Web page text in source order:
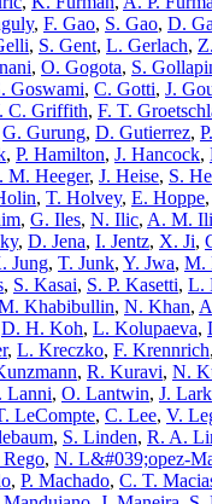
, F. Gao, S. Gao, D.
, S. Gent, L. Gerlach,
, O. Gogota, S.
Goswami, C. Gotti, J.
C. Griffith, F. T.
G. Gurung, D. Gutierrez,
, P. Hamilton, J. Hancock,
M. Heeger, J. Heise, S.
, T. Holvey, E. Hoppe,
, G. Iles, N. Ilic, A. M.
, D. Jena, I. Jentz, X. Ji,
Jung, T. Junk, Y. Jwa, M.
, S. Kasai, S. P. Kasetti, L.
Khabibullin, N. Khan,
D. H. Koh, L. Kolupaeva,
, L. Kreczko, F. Krennrich,
, R. Kuravi, N.
Lanni, O. Lantwin, J.
LeCompte, C. Lee, V.
, S. Linden, R. A.
, N. L&#039;opez-
, P. Machado, C. T.